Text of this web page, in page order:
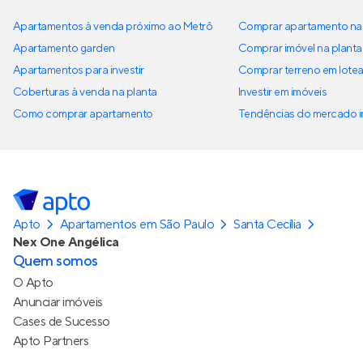
Apartamentos à venda próximo ao Metrô
Apartamento garden
Apartamentos para investir
Coberturas à venda na planta
Como comprar apartamento
Comprar apartamento
Comprar imóvel na planta
Comprar terreno em
Investir em imóveis
Tendências do mercado
Apto Apartamentos em São Paulo
Santa Cecília
Nex One Angélica
Quem somos
O Apto
Anunciar imóveis
Cases de Sucesso
Apto Partners